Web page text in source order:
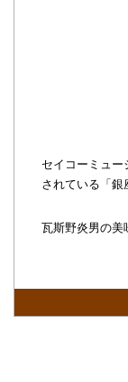
セイコーミュ
されている「銀
瓦斯野炎男の